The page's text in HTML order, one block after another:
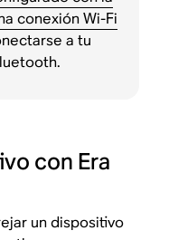
conexión Wi-Fi
a tu
con Era
un dispositivo